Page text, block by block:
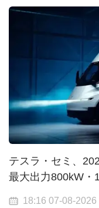
テスラ・セミ、
最大出力800kW・
18:16 07-08-2026